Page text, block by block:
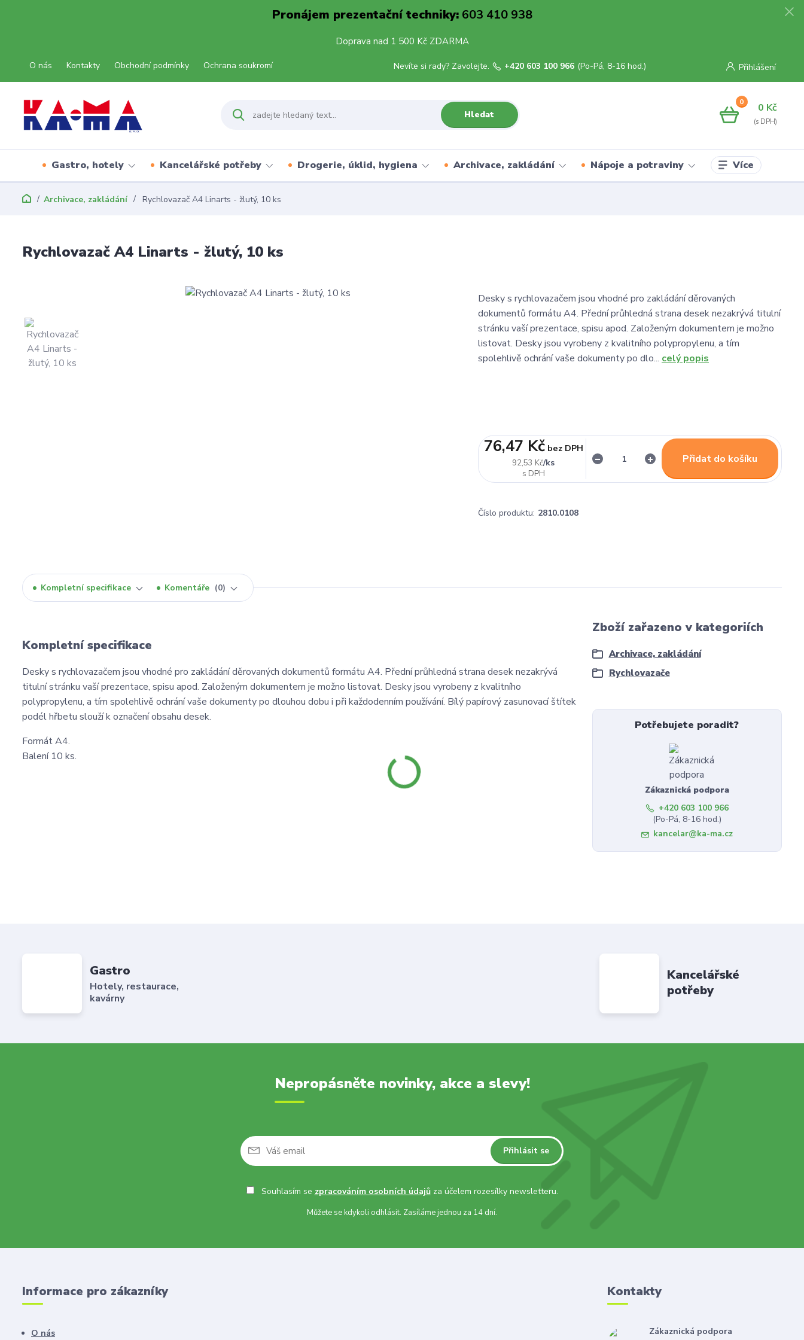
Pronájem prezentační techniky:603 410 938
Doprava nad 1 500 Kč ZDARMA
O nás Kontakty Obchodní podmínky Ochrana soukromí Přihlášení
Hledat
Nevíte si rady? Zavolejte. +420 603 100 966 (Po-Pá, 8-16 hod.)
0 0 Kč
Gastro, hotely Kancelářské potřeby Drogerie, úklid, hygiena Archivace, zakládání Nápoje a potraviny Více
Archivace, zakládání Rychlovazač A4 Linarts - žlutý, 10 ks
Rychlovazač A4 Linarts - žlutý, 10 ks
Desky s rychlovazačem jsou vhodné pro zakládání děrovaných
dokumentů formátu A4. Přední průhledná strana desek nezakrývá titulní
stránku vaší prezentace, spisu apod. Založeným dokumentem je možno
listovat. Desky jsou vyrobeny z kvalitního polypropylenu, a tím
spolehlivě ochrání vaše dokumenty po dlo... celý popis
92,53 Kč/ks
76,47 Kč bez DPH
Přidat do košíku
Číslo produktu: 2810.0108
Kompletní specifikace Komentáře 0
Kompletní specifikace
Desky s rychlovazačem jsou vhodné pro zakládání děrovaných dokumentů formátu A4. Přední průhledná strana desek nezakrývá
titulní stránku vaší prezentace, spisu apod. Založeným dokumentem je možno listovat. Desky jsou vyrobeny z kvalitního
polypropylenu, a tím spolehlivě ochrání vaše dokumenty po dlouhou dobu i při každodenním používání. Bílý papírový zasunovací štítek
podél hřbetu slouží k označení obsahu desek.
Formát A4.
Balení 10 ks.
Zboží zařazeno v kategoriích
Archivace, zakládání
Rychlovazače
Potřebujete poradit?
Zákaznická podpora
+420 603 100 966
(Po-Pá, 8-16 hod.)
kancelar@ka-ma.cz
Gastro
Hotely, restaurace,
kavárny
Kancelářské
potřeby
Nepropásněte novinky, akce a slevy!
Přihlásit se
Souhlasím se zpracováním osobních údajůza účelem rozesílky newsletteru.
Můžete se kdykoli odhlásit. Zasíláme jednou za 14 dní.
Informace pro zákazníky
O nás
Kontakty
Zákaznická podpora